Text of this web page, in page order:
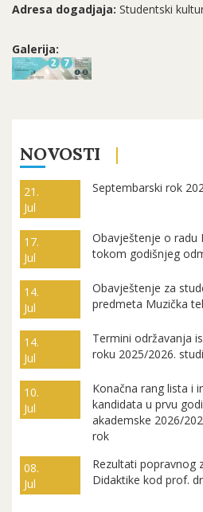
Adresa dogadjaja: Studentski
Galerija:
NOVOSTI
21.
Jul
Septembarski rok
17.
Jul
Obavještenje o radu
tokom godišnjeg
14.
Jul
Obavještenje za
predmeta Muzička
14.
Jul
Termini održavanja
roku 2025/2026.
10.
Jul
Konačna rang lista i
kandidata u prvu
akademske 2026/
rok
08.
Jul
Rezultati popravnog
Didaktike kod prof.